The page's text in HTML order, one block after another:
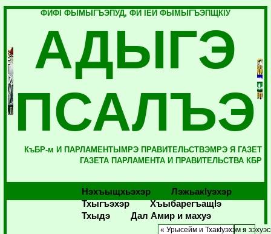
ФИФI ФЫМЫГЪЭПУД, ФИ IЕЙ ФЫМЫГЪЭПЩКIУ
АДЫГЭ
ПСАЛЪЭ
КъБР-м И ПАРЛАМЕНТЫМРЭ ПРАВИТЕЛЬСТВЭМРЭ Я ГАЗЕТ
ГАЗЕТА ПАРЛАМЕНТА И ПРАВИТЕЛЬСТВА КБР
Нэхъыщхьэхэр
Лэжьакlуэхэр
Тхыгъэхэр
Хъыбарегъащlэ
Тхыдэ
Дал Амир и махуэ
« Урысейм и ТхакIуэхэм я